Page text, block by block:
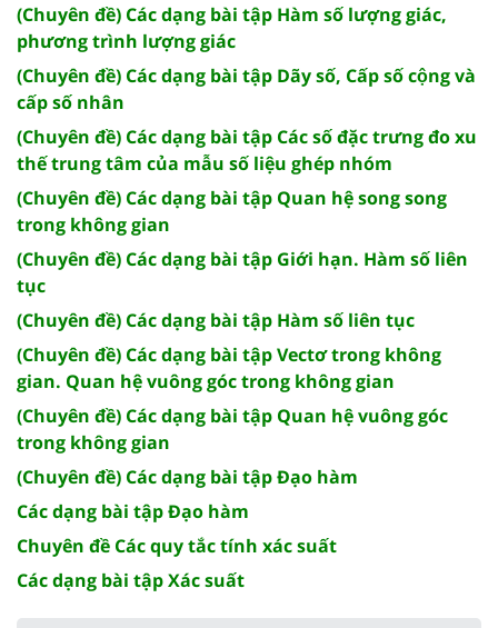
(Chuyên đề) Các dạng bài tập Hàm số lượng giác,
phương trình lượng giác
(Chuyên đề) Các dạng bài tập Dãy số, Cấp số cộng và
cấp số nhân
(Chuyên đề) Các dạng bài tập Các số đặc trưng đo xu
thế trung tâm của mẫu số liệu ghép nhóm
(Chuyên đề) Các dạng bài tập Quan hệ song song
trong không gian
(Chuyên đề) Các dạng bài tập Giới hạn. Hàm số liên
tục
(Chuyên đề) Các dạng bài tập Hàm số liên tục
(Chuyên đề) Các dạng bài tập Vectơ trong không
gian. Quan hệ vuông góc trong không gian
(Chuyên đề) Các dạng bài tập Quan hệ vuông góc
trong không gian
(Chuyên đề) Các dạng bài tập Đạo hàm
Các dạng bài tập Đạo hàm
Chuyên đề Các quy tắc tính xác suất
Các dạng bài tập Xác suất